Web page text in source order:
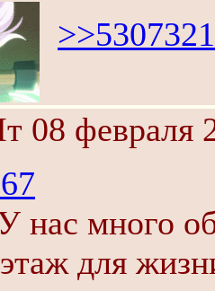
>>5307321
08 февраля
нас много
для